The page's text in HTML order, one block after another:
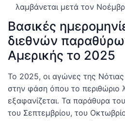
λαμβάνεται μετά τον
Βασικές
διεθνών
Αμερικής το 2025
Το 2025, οι αγώνες της Νότιας
στην φάση όπου το περιθώριο
εξαφανίζεται. Τα παράθυρα
του Σεπτεμβρίου, του